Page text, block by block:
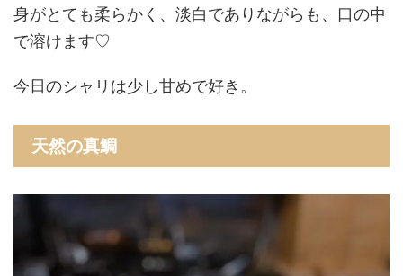
身がとても柔らかく、淡白でありながらも、口の中
で溶けます♡
今日のシャリは少し甘めで好き。
天然の真鯛